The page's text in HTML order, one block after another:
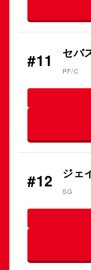
#11 セバ
PF/C
#12 ジェ
SG